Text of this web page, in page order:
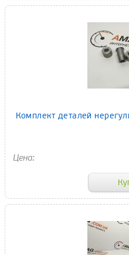
Комплект деталей